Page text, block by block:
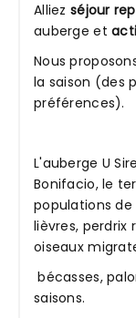
Alliez séjour
auberge et
Nous
la saison (des
préférences).
L'auberge U
Bonifacio, le
populations de
lièvres, perdrix
oiseaux
bécasses,
saisons.